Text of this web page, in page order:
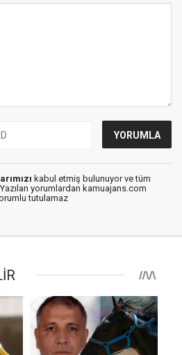
kabul etmiş bulunuyor ve tüm
yorumlardan kamuajans.com
tutulamaz